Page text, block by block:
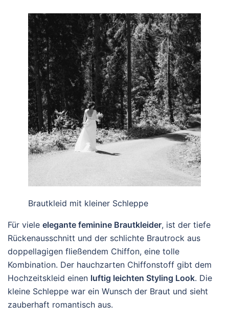
Brautkleid mit kleiner Schleppe
Für viele elegante feminine Brautkleider, ist der tiefe
Rückenausschnitt und der schlichte Brautrock aus
doppellagigen fließendem Chiffon, eine tolle
Kombination. Der hauchzarten Chiffonstoff gibt dem
Hochzeitskleid einen luftig leichten Styling Look. Die
kleine Schleppe war ein Wunsch der Braut und sieht
zauberhaft romantisch aus.